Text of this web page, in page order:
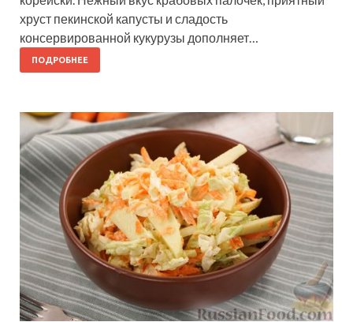
хруст пекинской капусты и сладость
консервированной кукурузы дополняет…
ПОДРОБНЕЕ